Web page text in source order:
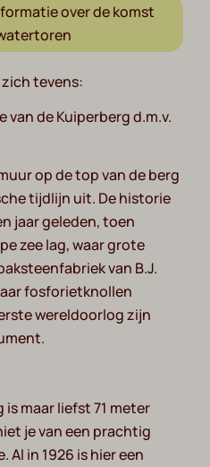
over de komst
tevens:
de Kuiperberg d.m.v.
op de top van de berg
tijdlijn uit. De historie
jaar geleden, toen
zee lag, waar grote
van B.J.
fosforietknollen
wereldoorlog zijn
is maar liefst 71 meter
je van een prachtig
in 1926 is hier een